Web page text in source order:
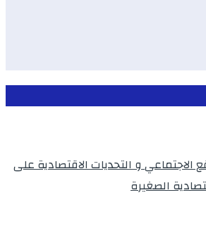
الاجتماعي و التحديات الاقتصادية على
الصغيرة